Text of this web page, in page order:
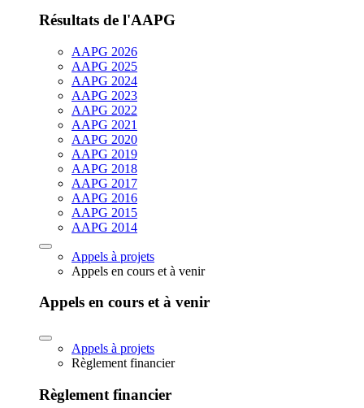
Résultats de l'AAPG
AAPG 2026
AAPG 2025
AAPG 2024
AAPG 2023
AAPG 2022
AAPG 2021
AAPG 2020
AAPG 2019
AAPG 2018
AAPG 2017
AAPG 2016
AAPG 2015
AAPG 2014
Appels à projets
Appels en cours et à venir
Appels en cours et à venir
Appels à projets
Règlement financier
Règlement financier